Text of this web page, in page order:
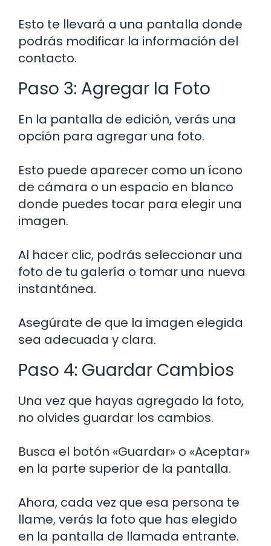
Esto te llevará a una pantalla donde
podrás modificar la información del
contacto.
Paso 3: Agregar la Foto
En la pantalla de edición, verás una
opción para agregar una foto.
Esto puede aparecer como un ícono
de cámara o un espacio en blanco
donde puedes tocar para elegir una
imagen.
Al hacer clic, podrás seleccionar una
foto de tu galería o tomar una nueva
instantánea.
Asegúrate de que la imagen elegida
sea adecuada y clara.
Paso 4: Guardar Cambios
Una vez que hayas agregado la foto,
no olvides guardar los cambios.
Busca el botón «Guardar» o «Aceptar»
en la parte superior de la pantalla.
Ahora, cada vez que esa persona te
llame, verás la foto que has elegido
en la pantalla de llamada entrante.